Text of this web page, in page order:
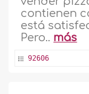
contienen
está
Pero.. más
92606